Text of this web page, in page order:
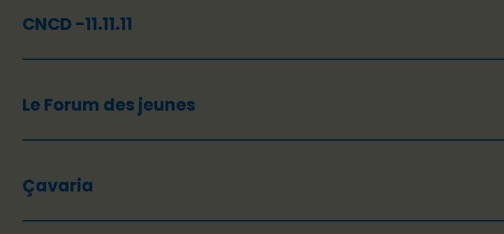
CNCD -11.11.11
Le Forum des jeunes
Çavaria